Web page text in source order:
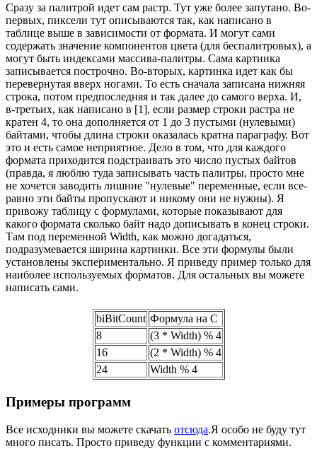
Сразу за палитрой идет сам растр. Тут уже более запутано. Во-
первых, пиксели тут описываются так, как написано в
таблице выше в зависимости от формата. И могут сами
содержать значение компонентов цвета (для беспалитровых), а
могут быть индексами массива-палитры. Сама картинка
записывается построчно. Во-вторых, картинка идет как бы
перевернутая вверх ногами. То есть сначала записана нижняя
строка, потом предпоследняя и так далее до самого верха. И,
в-третьих, как написано в [1], если размер строки растра не
кратен 4, то она дополняется от 1 до 3 пустыми (нулевыми)
байтами, чтобы длина строки оказалась кратна параграфу. Вот
это и есть самое неприятное. Дело в том, что для каждого
формата приходится подстраивать это число пустых байтов
(правда, я люблю туда записывать часть палитры, просто мне
не хочется заводить лишние "нулевые" переменные, если все-
равно эти байты пропускают и никому они не нужны). Я
привожу таблицу с формулами, которые показывают для
какого формата сколько байт надо дописывать в конец строки.
Там под переменной Width, как можно догадаться,
подразумевается ширина картинки. Все эти формулы были
установлены экспериментально. Я приведу пример только для
наиболее используемых форматов. Для остальных вы можете
написать сами.
biBitCount Формула на С
8
(3 * Width) % 4
16
(2 * Width) % 4
24
Width % 4
Примеры программ
Все исходники вы можете скачать отсюда.Я особо не буду тут
много писать. Просто приведу функции с комментариями.